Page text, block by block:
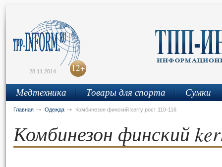
28.11.2014 12+
Медтехника Товары для спорта
Сумки
Обувь
Мебель Свет Ковролин/паркет
Главная Одежда Комбинезон финский kerry рост 110-116
Комбинезон финский